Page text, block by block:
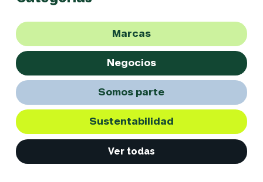
Marcas
Negocios
Somos parte
Sustentabilidad
Ver todas